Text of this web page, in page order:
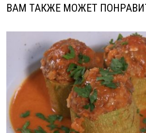
ВАМ ТАКЖЕ МОЖЕТ